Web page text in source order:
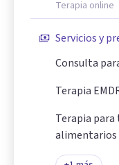
Terapia online
Servicios y
Consulta
Terapia
Terapia
alimentarios